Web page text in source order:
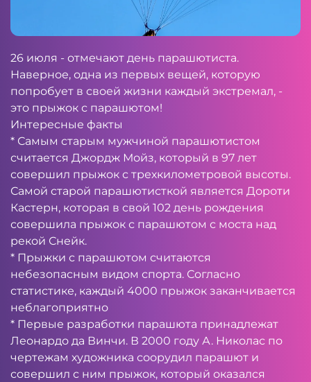
26 июля - отмечают день парашютиста.
Наверное, одна из первых вещей, которую
попробует в своей жизни каждый экстремал, -
это прыжок с парашютом!
Интересные факты
* Самым старым мужчиной парашютистом
считается Джордж Мойз, который в 97 лет
совершил прыжок с трехкилометровой высоты.
Самой старой парашютисткой является Дороти
Кастерн, которая в свой 102 день рождения
совершила прыжок с парашютом с моста над
рекой Снейк.
* Прыжки с парашютом считаются
небезопасным видом спорта. Согласно
статистике, каждый 4000 прыжок заканчивается
неблагоприятно
* Первые разработки парашюта принадлежат
Леонардо да Винчи. В 2000 году А. Николас по
чертежам художника соорудил парашют и
совершил с ним прыжок, который оказался